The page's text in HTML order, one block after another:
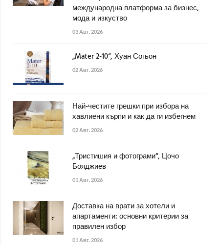
международна платформа за бизнес,
мода и изкуство
03 Авг. 2026
„Mater 2-10“, Хуан Согьон
02 Авг. 2026
Най-честите грешки при избора на
хавлиени кърпи и как да ги избегнем
02 Авг. 2026
„Тристишия и фотограми“, Цочо
Бояджиев
01 Авг. 2026
Доставка на врати за хотели и
апартаменти: основни критерии за
правилен избор
01 Авг. 2026